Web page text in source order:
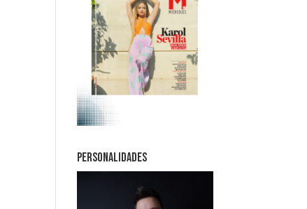
PERSONALIDADES